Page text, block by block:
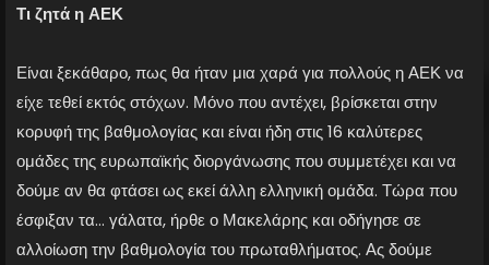
Τι ζητά η ΑΕΚ
Είναι ξεκάθαρο, πως θα ήταν μια χαρά για πολλούς η ΑΕΚ να
είχε τεθεί εκτός στόχων. Μόνο που αντέχει, βρίσκεται στην
κορυφή της βαθμολογίας και είναι ήδη στις 16 καλύτερες
ομάδες της ευρωπαϊκής διοργάνωσης που συμμετέχει και να
δούμε αν θα φτάσει ως εκεί άλλη ελληνική ομάδα. Τώρα που
έσφιξαν τα… γάλατα, ήρθε ο Μακελάρης και οδήγησε σε
αλλοίωση την βαθμολογία του πρωταθλήματος. Ας δούμε